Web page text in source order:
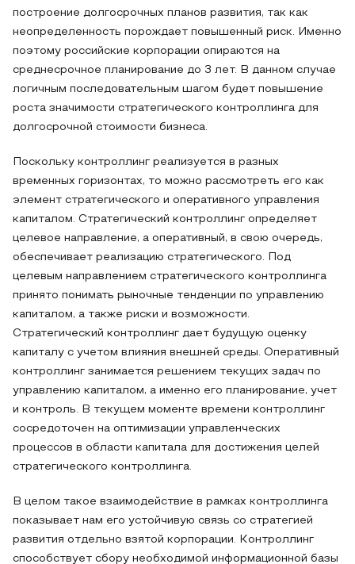
построение долгосрочных планов развития, так как
неопределенность порождает повышенный риск. Именно
поэтому российские корпорации опираются на
среднесрочное планирование до 3 лет. В данном случае
логичным последовательным шагом будет повышение
роста значимости стратегического контроллинга для
долгосрочной стоимости бизнеса.
Поскольку контроллинг реализуется в разных
временных горизонтах, то можно рассмотреть его как
элемент стратегического и оперативного управления
капиталом. Стратегический контроллинг определяет
целевое направление, а оперативный, в свою очередь,
обеспечивает реализацию стратегического. Под
целевым направлением стратегического контроллинга
принято понимать рыночные тенденции по управлению
капиталом, а также риски и возможности.
Стратегический контроллинг дает будущую оценку
капиталу с учетом влияния внешней среды. Оперативный
контроллинг занимается решением текущих задач по
управлению капиталом, а именно его планирование, учет
и контроль. В текущем моменте времени контроллинг
сосредоточен на оптимизации управленческих
процессов в области капитала для достижения целей
стратегического контроллинга.
В целом такое взаимодействие в рамках контроллинга
показывает нам его устойчивую связь со стратегией
развития отдельно взятой корпорации. Контроллинг
способствует сбору необходимой информационной базы